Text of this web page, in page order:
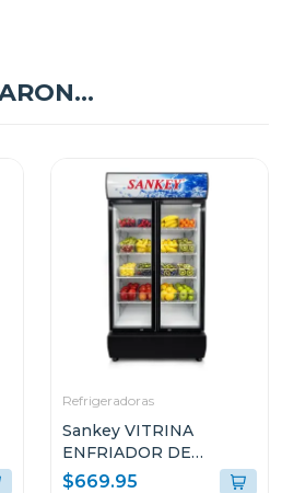
Refrigeradoras
Sankey VITRINA
ENFRIADOR DE
20CUFT RFD20N
$669.95